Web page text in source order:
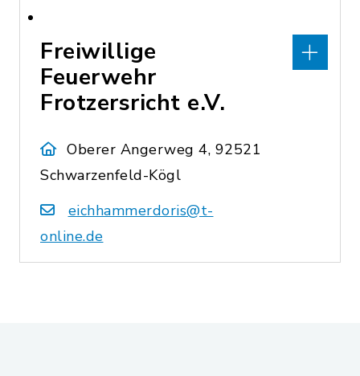
Freiwillige
Feuerwehr
Frotzersricht e.V.
Oberer Angerweg 4, 92521
Schwarzenfeld-Kögl
eichhammerdoris@t-
online.de